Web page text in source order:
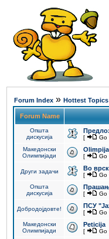
Forum Index » Hottest Topics
Forum Name
Општа
дискусија
[ Go
Македонски
Олимпијади
[ Go
Други задачи Во
[ Go
Општа
дискусија
[ Go
Добродојдовте! ПCУ
[ Go
Македонски
Олимпијади
Peticija
[ Go